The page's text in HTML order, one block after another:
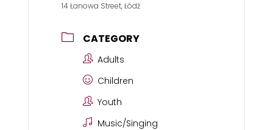
14 Łanowa Street, Łódź
CATEGORY
Adults
Children
Youth
Music/Singing